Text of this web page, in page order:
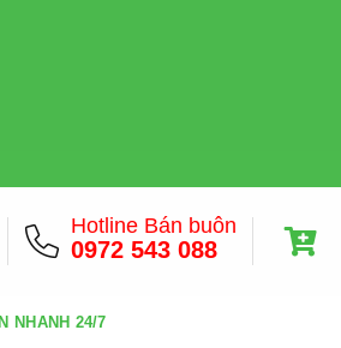
Hotline Bán buôn
0972 543 088
NHANH 24/7